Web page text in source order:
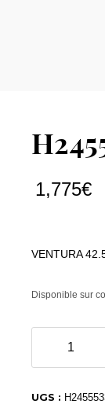
1,775€
VENTURA
Disponible sur
H24555331
UGS :